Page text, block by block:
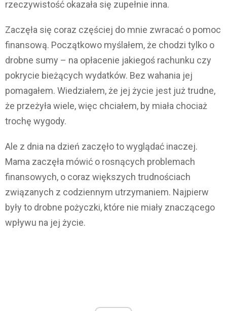
rzeczywistość okazała się zupełnie inna.
Zaczęła się coraz częściej do mnie zwracać o pomoc
finansową. Początkowo myślałem, że chodzi tylko o
drobne sumy – na opłacenie jakiegoś rachunku czy
pokrycie bieżących wydatków. Bez wahania jej
pomagałem. Wiedziałem, że jej życie jest już trudne,
że przeżyła wiele, więc chciałem, by miała chociaż
trochę wygody.
Ale z dnia na dzień zaczęło to wyglądać inaczej.
Mama zaczęła mówić o rosnących problemach
finansowych, o coraz większych trudnościach
związanych z codziennym utrzymaniem. Najpierw
były to drobne pożyczki, które nie miały znaczącego
wpływu na jej życie.